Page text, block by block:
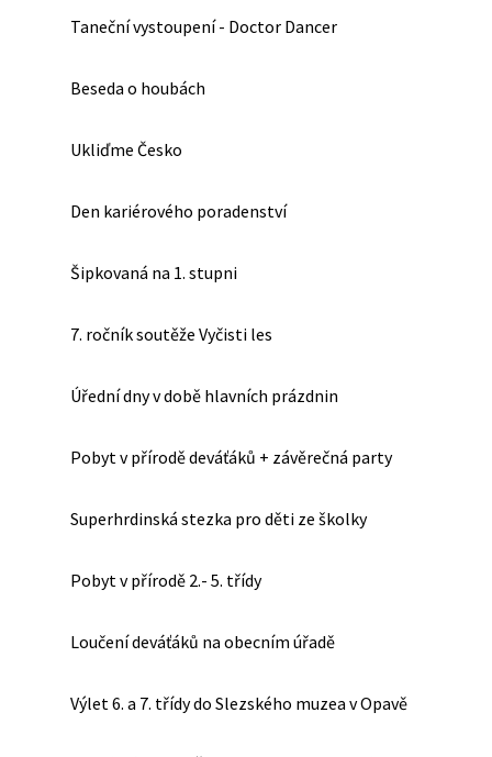
Taneční vystoupení - Doctor Dancer
Beseda o houbách
Ukliďme Česko
Den kariérového poradenství
Šipkovaná na 1. stupni
7. ročník soutěže Vyčisti les
Úřední dny v době hlavních prázdnin
Pobyt v přírodě deváťáků + závěrečná party
Superhrdinská stezka pro děti ze školky
Pobyt v přírodě 2.- 5. třídy
Loučení deváťáků na obecním úřadě
Výlet 6. a 7. třídy do Slezského muzea v Opavě